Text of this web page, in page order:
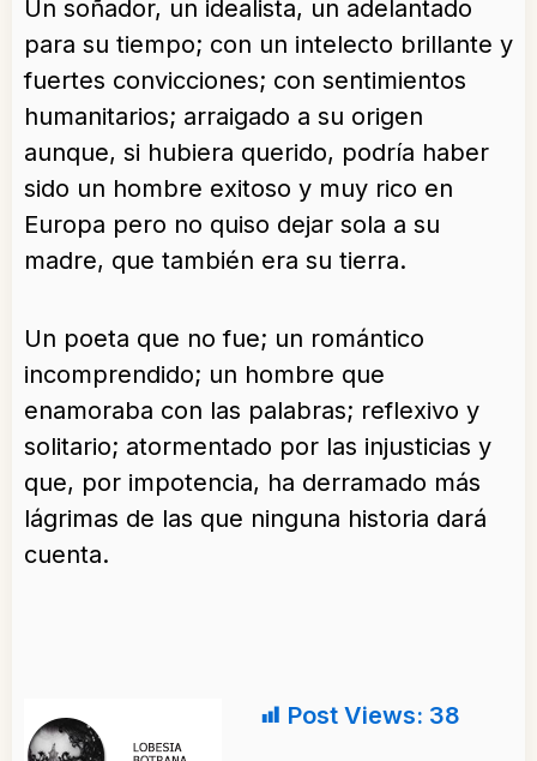
Un soñador, un idealista, un adelantado
para su tiempo; con un intelecto brillante y
fuertes convicciones; con sentimientos
humanitarios; arraigado a su origen
aunque, si hubiera querido, podría haber
sido un hombre exitoso y muy rico en
Europa pero no quiso dejar sola a su
madre, que también era su tierra.
Un poeta que no fue; un romántico
incomprendido; un hombre que
enamoraba con las palabras; reflexivo y
solitario; atormentado por las injusticias y
que, por impotencia, ha derramado más
lágrimas de las que ninguna historia dará
cuenta.
Post Views: 38